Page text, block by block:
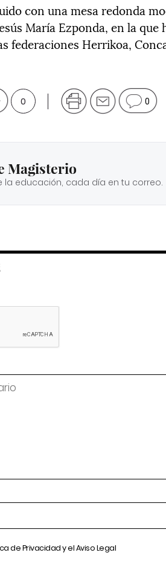
con una mesa redonda
María Ezponda, en la
federaciones Herrikoa,
0 0
Magisterio
la educación, cada día en tu correo.
de Privacidady elAviso Legal